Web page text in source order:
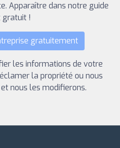
Apparaître dans notre guide
gratuit !
gratuitement
les informations de votre
la propriété ou nous
nous les modifierons.